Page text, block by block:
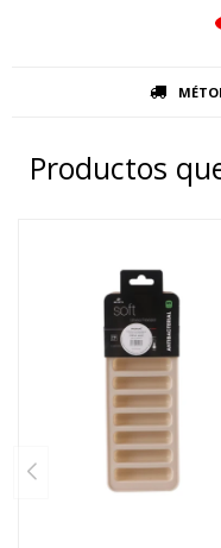
Productos